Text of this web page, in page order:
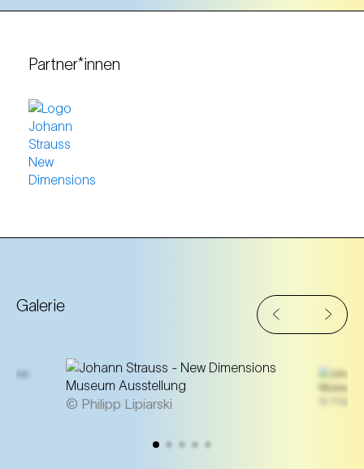
Partner*innen
Galerie
© Philipp Lipiarski